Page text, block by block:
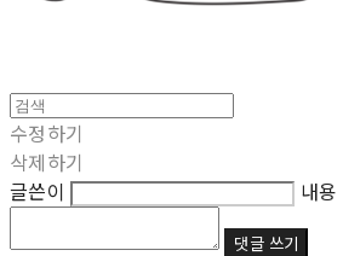
수정하기
삭제하기
글쓴이
내용
댓글 쓰기